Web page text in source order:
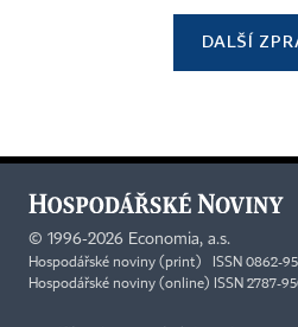
DALŠÍ
© 1996-2026 Economia, a.s.
Hospodářské noviny (print) ISSN 0862-
Hospodářské noviny (online) ISSN 2787-